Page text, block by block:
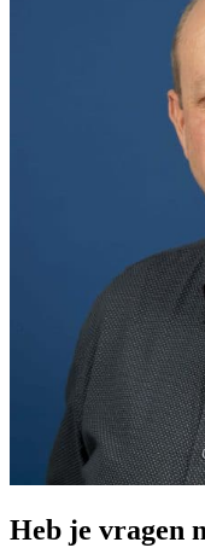
Heb je vragen